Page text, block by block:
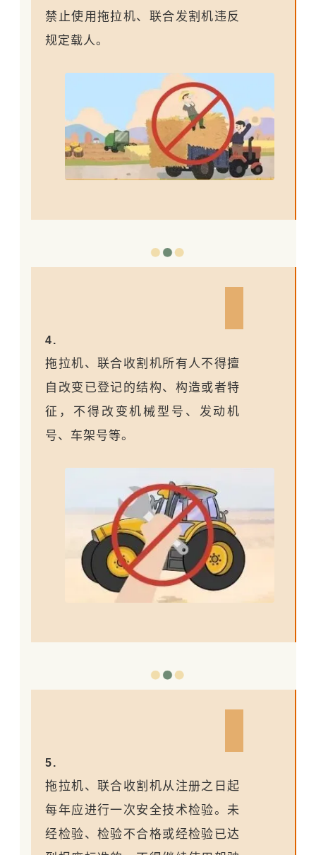
禁止使用拖拉机、联合发割机违反
规定载人。
4.
拖拉机、联合收割机所有人不得擅
自改变已登记的结构、构造或者特
征，不得改变机械型号、发动机
号、车架号等。
5.
拖拉机、联合收割机从注册之日起
每年应进行一次安全技术检验。未
经检验、检验不合格或经检验已达